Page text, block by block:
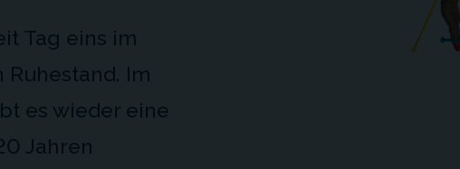
Tag eins im
Im
es wieder eine
Jahren